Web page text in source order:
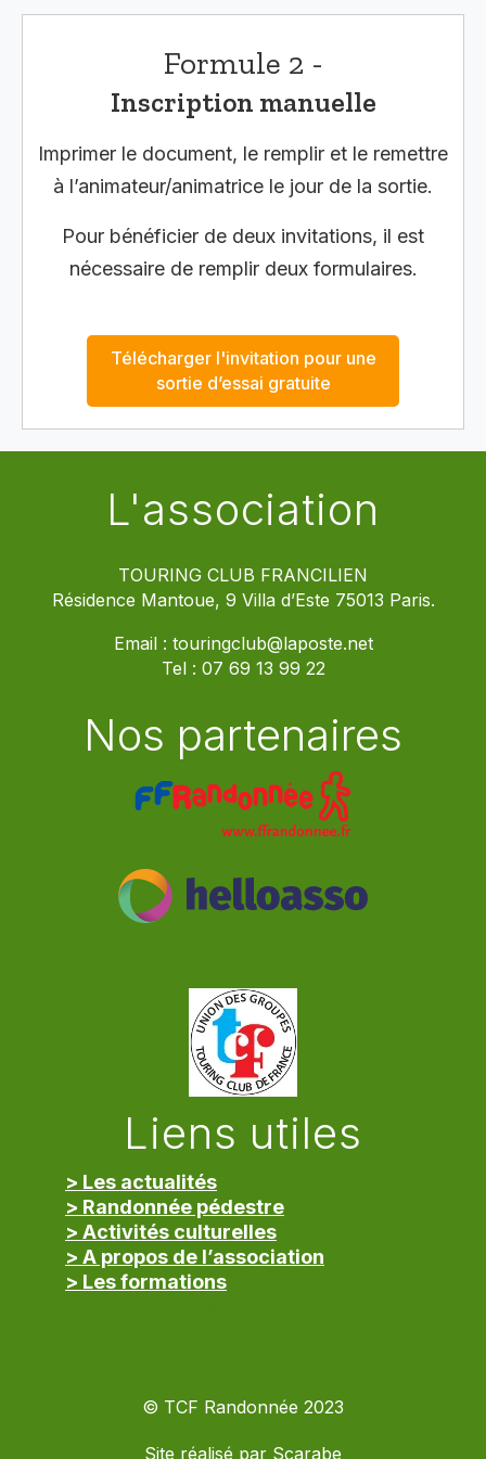
Formule 2 -
Inscription manuelle
Imprimer le document, le remplir et le remettre
à l’animateur/animatrice le jour de la sortie.
Pour bénéficier de deux invitations, il est
nécessaire de remplir deux formulaires.
Télécharger l'invitation pour une
sortie d’essai gratuite
L'association
TOURING CLUB FRANCILIEN
Résidence Mantoue, 9 Villa d’Este 75013 Paris.
Email : touringclub@laposte.net
Tel : 07 69 13 99 22
Nos partenaires
Liens utiles
> Les actualités
> Randonnée pédestre
> Activités culturelles
> A propos de l’association
> Les formations
© TCF Randonnée 2023
Site réalisé par Scarabe